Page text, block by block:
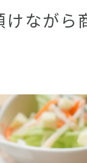
ながら